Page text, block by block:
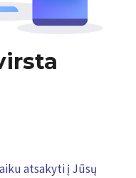
atsakyti į Jūsų